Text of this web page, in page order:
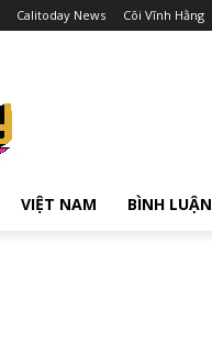
Calitoday News Cõi Vĩnh Hằng
VIỆT NAM BÌNH LUẬN